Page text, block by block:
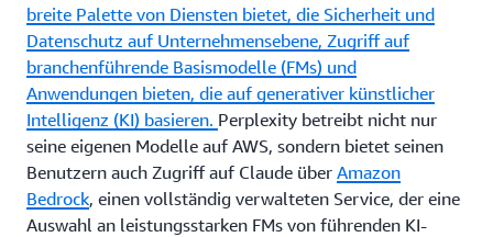
breite Palette von Diensten bietet, die Sicherheit und
Datenschutz auf Unternehmensebene, Zugriff auf
branchenführende Basismodelle (FMs) und
Anwendungen bieten, die auf generativer künstlicher
Intelligenz (KI) basieren. Perplexity betreibt nicht nur
seine eigenen Modelle auf AWS, sondern bietet seinen
Benutzern auch Zugriff auf Claude über Amazon
Bedrock, einen vollständig verwalteten Service, der eine
Auswahl an leistungsstarken FMs von führenden KI-